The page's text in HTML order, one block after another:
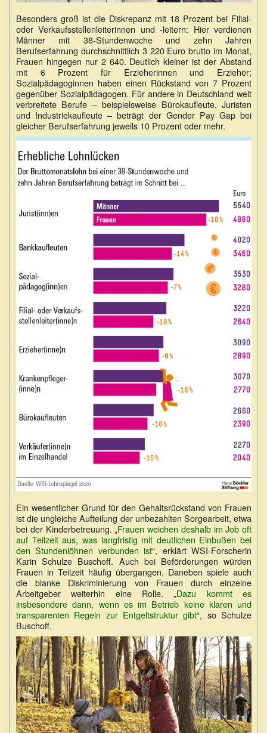
Besonders groß ist die Diskrepanz mit 18 Prozent bei Filial-
oder Verkaufsstellenleiterinnen und -leitern: Hier verdienen
Männer mit 38-Stundenwoche und zehn Jahren
Berufserfahrung durchschnittlich 3 220 Euro brutto im Monat,
Frauen hingegen nur 2 640. Deutlich kleiner ist der Abstand
mit 6 Prozent für Erzieherinnen und Erzieher;
Sozialpädagoginnen haben einen Rückstand von 7 Prozent
gegenüber Sozialpädagogen. Für andere in Deutschland weit
verbreitete Berufe – beispielsweise Bürokaufleute, Juristen
und Industriekaufleute – beträgt der Gender Pay Gap bei
gleicher Berufserfahrung jeweils 10 Prozent oder mehr.
Ein wesentlicher Grund für den Gehaltsrückstand von Frauen
ist die ungleiche Aufteilung der unbezahlten Sorgearbeit, etwa
bei der Kinderbetreuung. „Frauen weichen deshalb im Job oft
auf Teilzeit aus, was langfristig mit deutlichen Einbußen bei
den Stundenlöhnen verbunden ist“, erklärt WSI-Forscherin
Karin Schulze Buschoff. Auch bei Beförderungen würden
Frauen in Teilzeit häufig übergangen. Daneben spiele auch
die blanke Diskriminierung von Frauen durch einzelne
Arbeitgeber weiterhin eine Rolle. „Dazu kommt es
insbesondere dann, wenn es im Betrieb keine klaren und
transparenten Regeln zur Entgeltstruktur gibt“, so Schulze
Buschoff.